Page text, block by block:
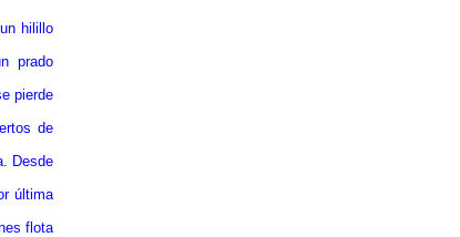
hilillo
prado
pierde
de
Desde
última
flota